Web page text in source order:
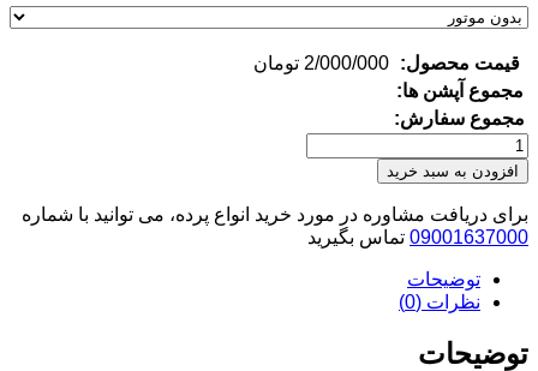
قیمت محصول: 2/000/000 تومان
مجموع آپشن ها:
مجموع سفارش:
پرده
زبرا
طرح
سایه
نسکافه
112015
افزودن به سبد خرید
برای دریافت مشاوره در مورد خرید انواع پرده، می توانید با شماره
09001637000 تماس بگیرید
توضیحات
نظرات (0)
توضیحات